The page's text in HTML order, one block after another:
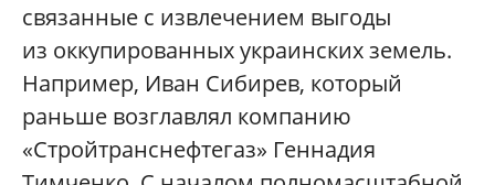
связанные с извлечением выгоды
из оккупированных украинских земель.
Например, Иван Сибирев, который
раньше возглавлял компанию
«Стройтранснефтегаз» Геннадия